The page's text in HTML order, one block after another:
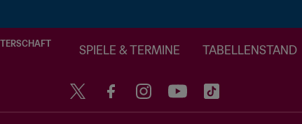
SPIELE & TERMINE TABELLENSTAND